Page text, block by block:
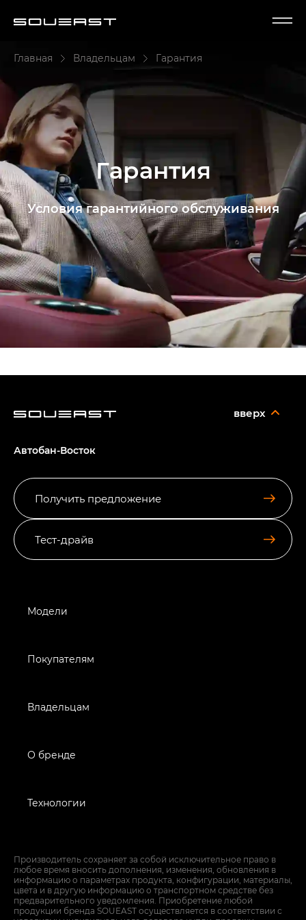
Главная Владельцам Гарантия
Гарантия
Условия гарантийного обслуживания
Получить предложение
Тест-драйв
вверх
Автобан-Восток
Модели
Покупателям
Владельцам
О бренде
Технологии
Производитель сохраняет за собой исключительное право в
любое время вносить дополнения, изменения, обновления в
информацию о параметрах продукта, конфигурации, материалы,
цвета и в другую информацию о транспортном средстве без
предварительного уведомления. Приобретение любой
продукции бренда SOUEAST осуществляется в соответствии с